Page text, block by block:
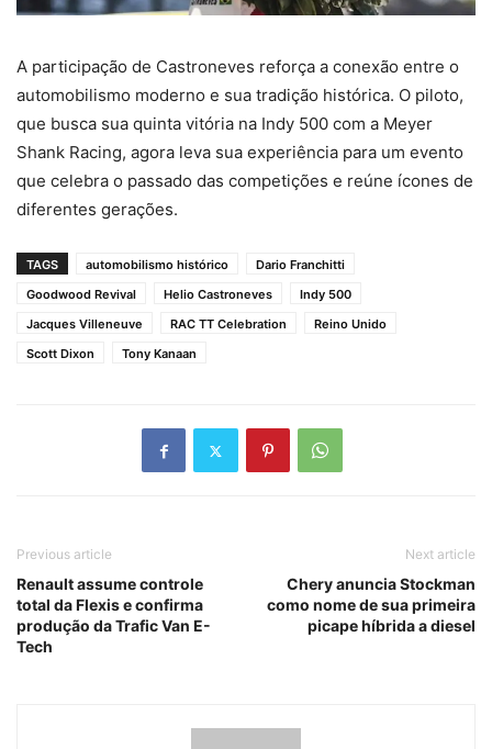
A participação de Castroneves reforça a conexão entre o
automobilismo moderno e sua tradição histórica. O piloto,
que busca sua quinta vitória na Indy 500 com a Meyer
Shank Racing, agora leva sua experiência para um evento
que celebra o passado das competições e reúne ícones de
diferentes gerações.
TAGS automobilismo histórico
Dario Franchitti
Goodwood Revival
Helio Castroneves
Indy 500
Jacques Villeneuve
RAC TT Celebration
Reino Unido
Scott Dixon
Tony Kanaan
Previous article
Renault assume controle
total da Flexis e confirma
produção da Trafic Van E-
Tech
Next article
Chery anuncia Stockman
como nome de sua primeira
picape híbrida a diesel